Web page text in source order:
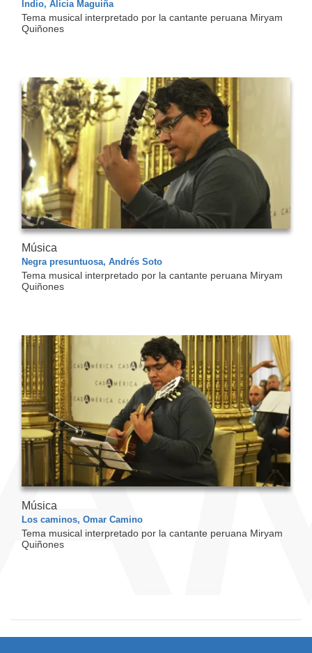
Indio, Alicia Maguiña
Tema musical interpretado por la cantante peruana Miryam
Quiñones
Música
Negra presuntuosa, Andrés Soto
Tema musical interpretado por la cantante peruana Miryam
Quiñones
Música
Los caminos, Omar Camino
Tema musical interpretado por la cantante peruana Miryam
Quiñones